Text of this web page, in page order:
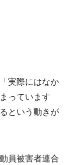
実際にはなか
っています
という動きが
員被害者連合